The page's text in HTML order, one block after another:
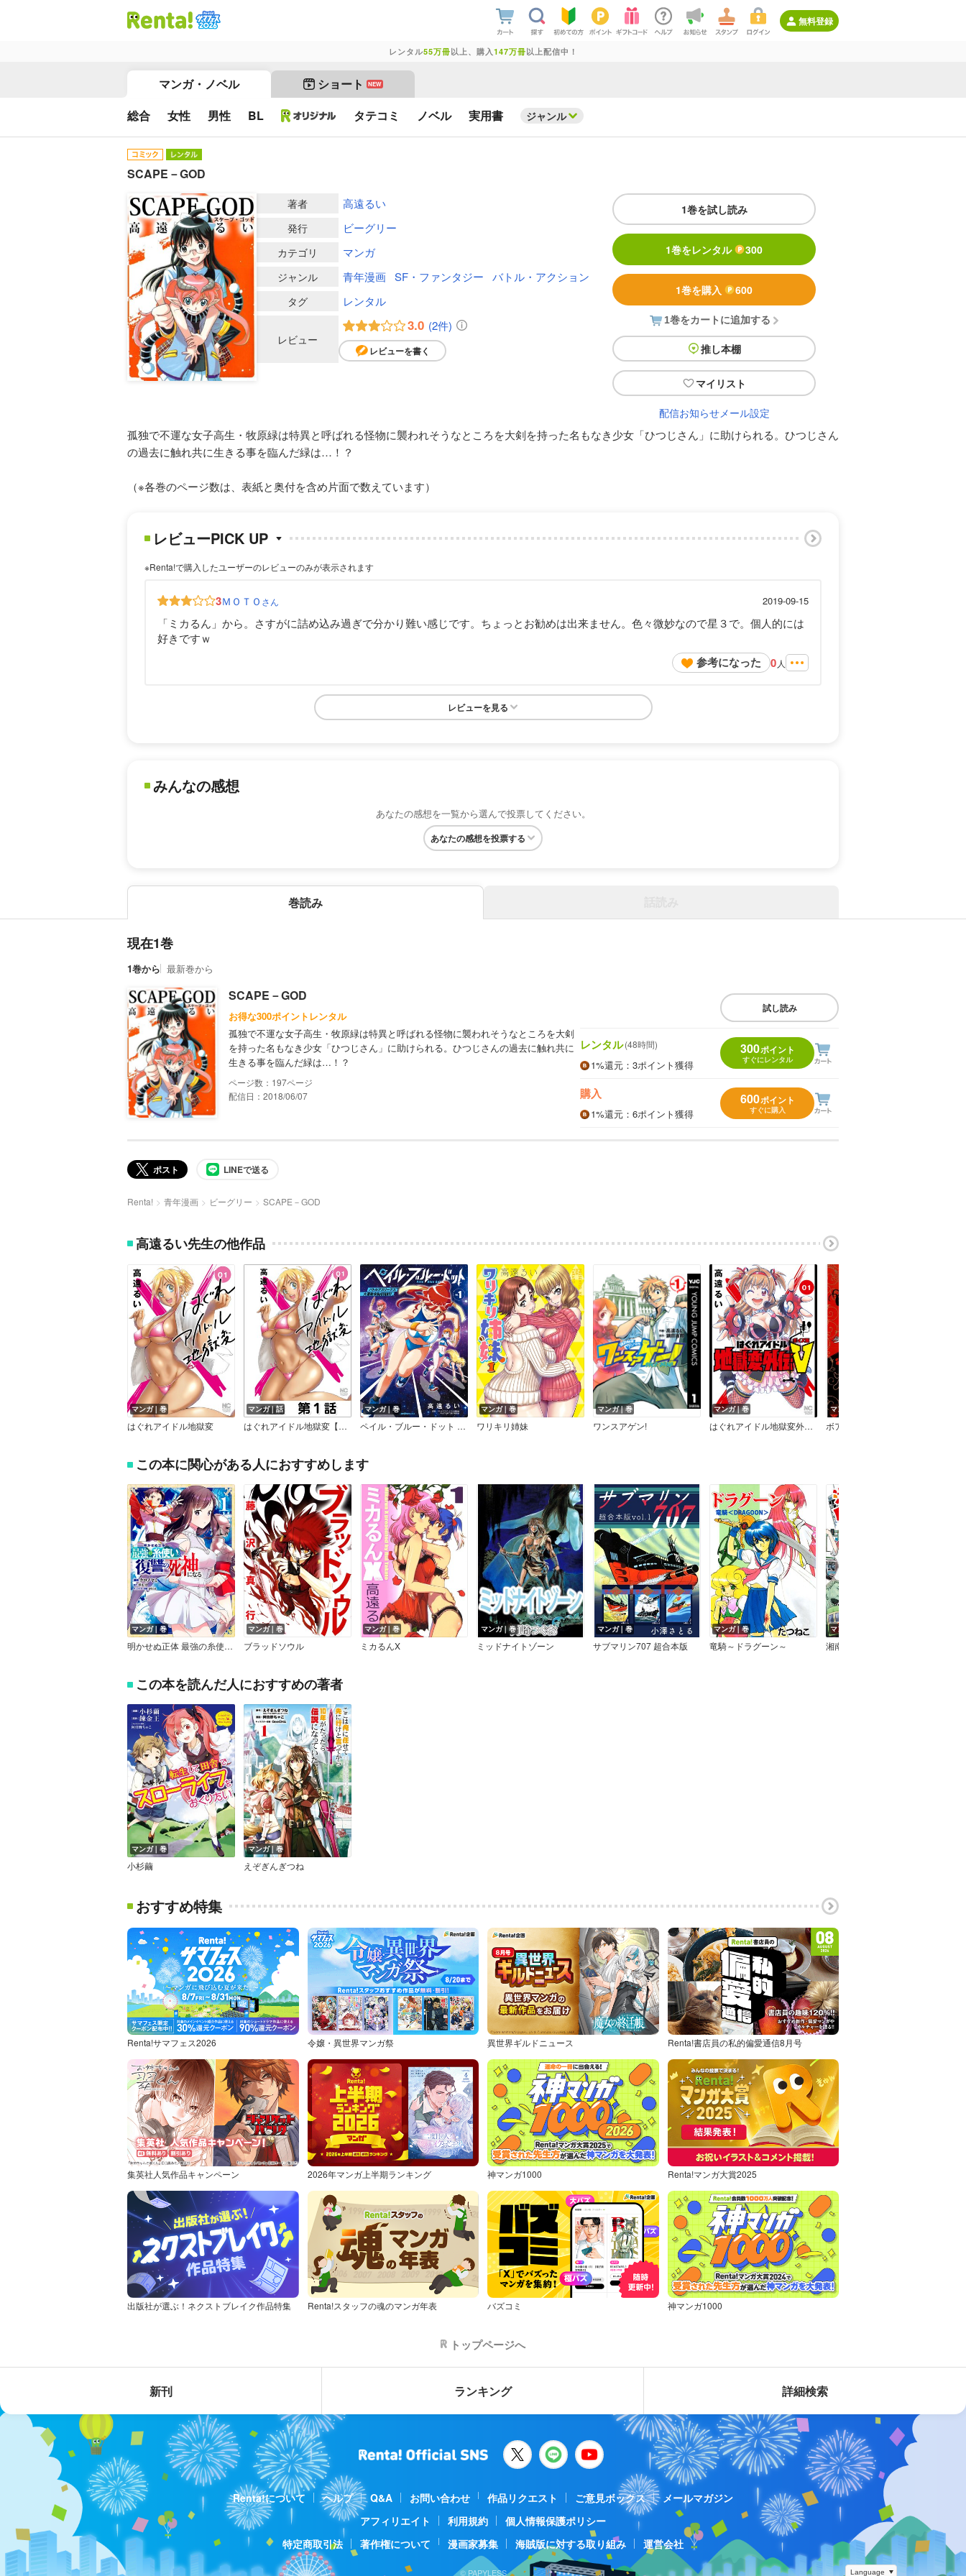
無料登録
レンタル55万冊以上、購入 147万冊以上配信中！
マンガ・ノベル ショート NEW
総合 女性 男性 BL タテコミ ノベル 実用書 ジャンル
SCAPE－GOD
1巻を試し読み
1巻をレンタル 300
1巻を購入 600
1巻をカートに追加する
推し本棚
マイリスト
配信お知らせメール設定
著者 高遠るい
発行 ビーグリー
カテゴリ マンガ
ジャンル 青年漫画 SF・ファンタジー バトル・アクション
タグ レンタル
レビュー
3.0 (2件)
レビューを書く
孤独で不運な女子高生・牧原緑は特異と呼ばれる怪物に襲われそうなところを大剣を持った名もなき少女「ひつじさん」に助けられる。ひつじさん
の過去に触れ共に生きる事を臨んだ緑は…！？
（※各巻のページ数は、表紙と奥付を含め片面で数えています）
レビューPICK UP
※Renta!で購入したユーザーのレビューのみが表示されます
3ＭＯＴＯ さん 2019-09-15
「ミカるん」から。さすがに詰め込み過ぎで分かり難い感じです。ちょっとお勧めは出来ません。色々微妙なので星３で。個人的には
好きですｗ
参考になった 0 人
レビューを見る
みんなの感想
あなたの感想を一覧から選んで投票してください。
あなたの感想を投票する
巻読み
現在1巻
1巻から 最新巻から
SCAPE－GOD
お得な300ポイントレンタル
孤独で不運な女子高生・牧原緑は特異と呼ばれる怪物に襲われそうなところを大剣
を持った名もなき少女「ひつじさん」に助けられる。ひつじさんの過去に触れ共に
生きる事を臨んだ緑は…！？
197
配信日：2018/06/07
試し読み
レンタル(48時間)
1%還元 ：3ポイント獲得
300ポイント
すぐにレンタル
購入
1%還元 ：6ポイント獲得
600ポイント
すぐに購入
ポスト LINEで送る
Renta! 青年漫画 ビーグリー SCAPE－GOD
高遠るい先生の他作品
マンガ｜巻
はぐれアイドル地獄変
マンガ｜話
はぐれアイドル地獄変【単話版】
マンガ｜巻
ペイル・ブルー・ドット バトルアスリーテス大運動会 ReSTART！
マンガ｜巻
ワリキリ姉妹
マンガ｜巻
ワンスアゲン!
マンガ｜巻
はぐれアイドル地獄変外伝V ボイス坂
マンガ｜巻
ボアザン
この本に関心がある人におすすめします
マンガ｜巻
明かせぬ正体 最強の糸使いは復讐の死神になる
マンガ｜巻
ブラッドソウル
マンガ｜巻
ミカるんX
マンガ｜巻
ミッドナイトゾーン
マンガ｜巻
サブマリン707 超合本版
マンガ｜巻
竜騎～ドラグーン～
マンガ｜巻
湘南らーめんガール
この本を読んだ人におすすめの著者
マンガ｜巻
小杉繭
マンガ｜巻
えぞぎんぎつね
おすすめ特集
Renta!サマフェス2026 令嬢・異世界マンガ祭 異世界ギルドニュース Renta!書店員の私的偏愛通信8月号
集英社人気作品キャンペーン 2026年マンガ上半期ランキング 神マンガ1000 Renta!マンガ大賞2025
出版社が選ぶ！ネクストブレイク作品特集 Renta!スタッフの魂のマンガ年表 バズコミ 神マンガ1000
トップページへ
新刊 ランキング 詳細検索
Renta!について ヘルプ Q&A お問い合わせ 作品リクエスト ご意見ボックス
メールマガジン
アフィリエイト
利用規約
個人情報保護ポリシー
特定商取引法
著作権について 漫画家募集 海賊版に対する取り組み 運営会社
© PAPYLESS